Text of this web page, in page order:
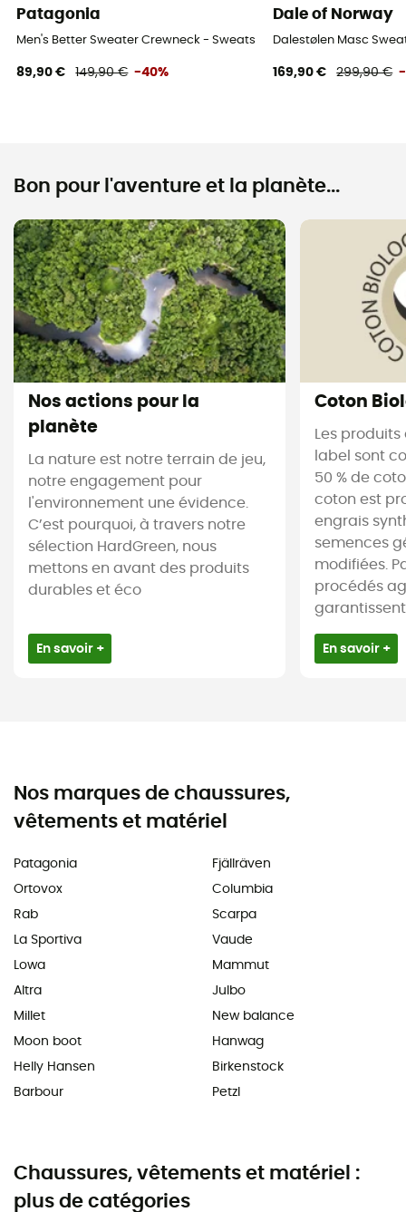
Patagonia
Men's Better Sweater Crewneck - Sweatshirt homme
89,90 € 149,90 € -40%
Dale of Norway
Dalestølen Masc
169,90 € 299,90 € -
Bon pour l'aventure et la planète...
Nos actions pour la
planète
La nature est notre terrain de jeu,
notre engagement pour
l'environnement une évidence.
C’est pourquoi, à travers notre
sélection HardGreen, nous
mettons en avant des produits
durables et éco
En savoir +
Coton
Les
label sont
50 % de
coton est
engrais
semences
modifiées.
procédés
garantissent
En savoir +
Nos marques de chaussures,
vêtements et matériel
Patagonia
Ortovox
Rab
La Sportiva
Lowa
Altra
Millet
Moon boot
Helly Hansen
Barbour
Fjällräven
Columbia
Scarpa
Vaude
Mammut
Julbo
New balance
Hanwag
Birkenstock
Petzl
Chaussures, vêtements et matériel :
plus de catégories